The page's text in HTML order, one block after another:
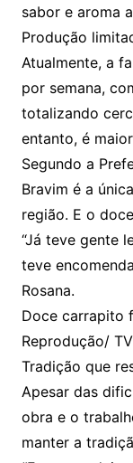
sabor e aroma
Produção
Atualmente, a
por semana,
totalizando
entanto, é
Segundo a
Bravim é a
região. E o
“Já teve gente
teve
Rosana.
Doce carrapito
Reprodução/
Tradição que
Apesar das
obra e o
manter a